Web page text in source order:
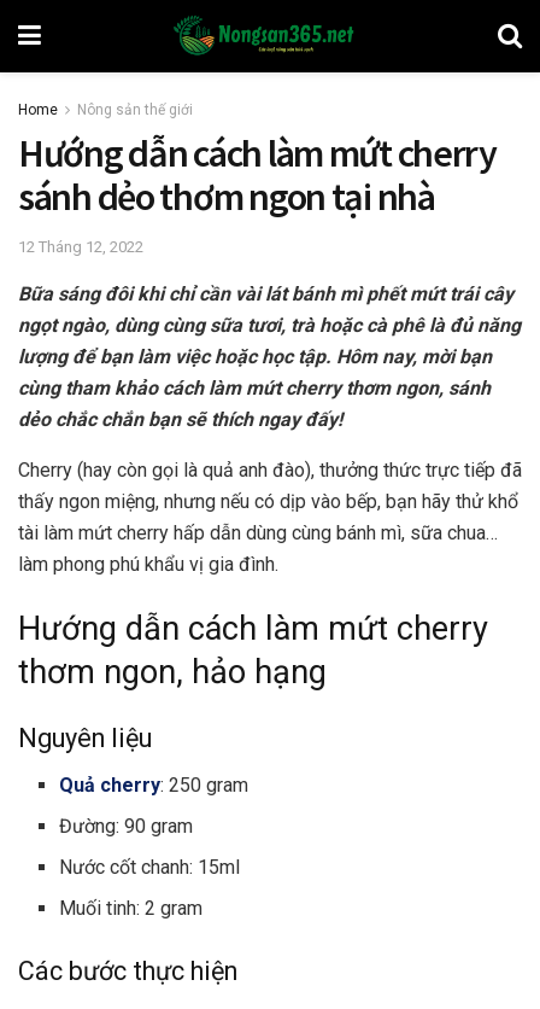
Home Nông sản thế giới
Hướng dẫn cách làm mứt cherry
sánh dẻo thơm ngon tại nhà
12 Tháng 12, 2022
Bữa sáng đôi khi chỉ cần vài lát bánh mì phết mứt trái cây
ngọt ngào, dùng cùng sữa tươi, trà hoặc cà phê là đủ năng
lượng để bạn làm việc hoặc học tập. Hôm nay, mời bạn
cùng tham khảo cách làm mứt cherry thơm ngon, sánh
dẻo chắc chắn bạn sẽ thích ngay đấy!
Cherry (hay còn gọi là quả anh đào), thưởng thức trực tiếp đã
thấy ngon miệng, nhưng nếu có dịp vào bếp, bạn hãy thử khổ
tài làm mứt cherry hấp dẫn dùng cùng bánh mì, sữa chua…
làm phong phú khẩu vị gia đình.
Hướng dẫn cách làm mứt cherry
thơm ngon, hảo hạng
Nguyên liệu
Quả cherry: 250 gram
Đường: 90 gram
Nước cốt chanh: 15ml
Muối tinh: 2 gram
Các bước thực hiện